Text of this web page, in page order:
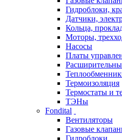
Гидроблоки,
Датчики,
Кольца,
Моторы,
Насосы
Платы
Термоизоляция
Термостаты и
ТЭНы
Fondital
Вентиляторы
Газовые